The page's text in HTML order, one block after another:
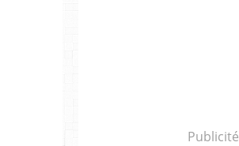
Publicité